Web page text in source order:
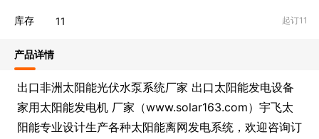
库存 11 起订11
产品详情
出口非洲太阳能光伏水泵系统厂家 出口太阳能发电设备
家用太阳能发电机 厂家（www.solar163.com）宇飞太
阳能专业设计生产各种太阳能离网发电系统，欢迎咨询订